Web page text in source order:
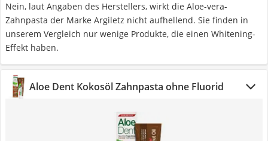
Nein, laut Angaben des Herstellers, wirkt die Aloe-vera-
Zahnpasta der Marke Argiletz nicht aufhellend. Sie finden in
unserem Vergleich nur wenige Produkte, die einen Whitening-
Effekt haben.
Aloe Dent Kokosöl Zahnpasta ohne Fluorid